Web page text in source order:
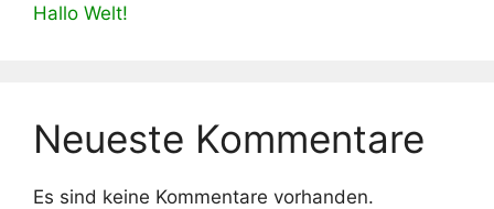
Hallo Welt!
Neueste Kommentare
Es sind keine Kommentare vorhanden.